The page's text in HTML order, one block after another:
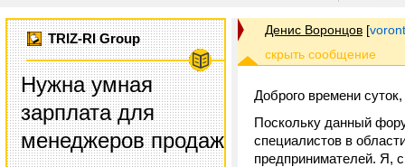
TRIZ-RI Group
Нужна умная
зарплата для
менеджеров продаж
Денис Воронцов [
Доброго времени
Поскольку данный
специалистов в
предпринимателей. Я,